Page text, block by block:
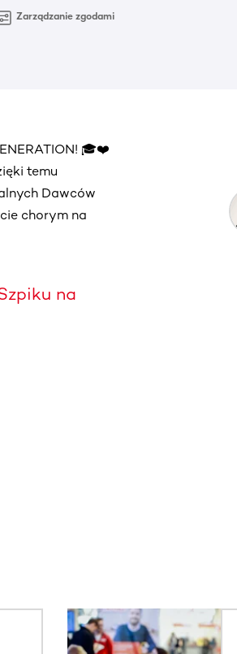
Zarządzanie zgodami
🎓❤️
temu
Dawców
chorym na
na
przesuń palcem, aby zobaczyć